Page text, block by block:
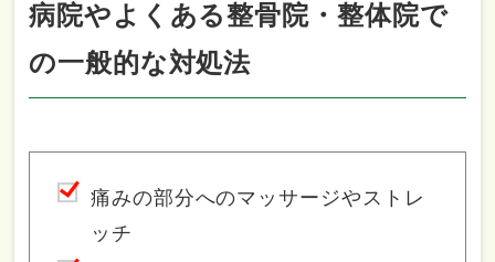
病院やよくある整骨院・整体院で
の一般的な対処法
痛みの部分へのマッサージやストレ
ッチ